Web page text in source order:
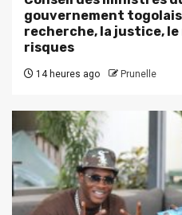
gouvernement
recherche, la justice,
risques
14 heures ago Prunelle